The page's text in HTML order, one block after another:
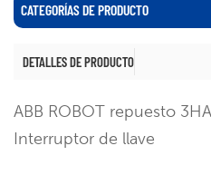
CATEGORÍAS DE PRODUCTO
DETALLES DE PRODUCTO
ABB ROBOT repuesto
Interruptor de llave